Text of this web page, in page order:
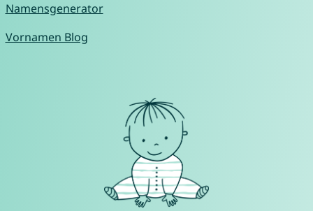
Namensgenerator
Vornamen Blog